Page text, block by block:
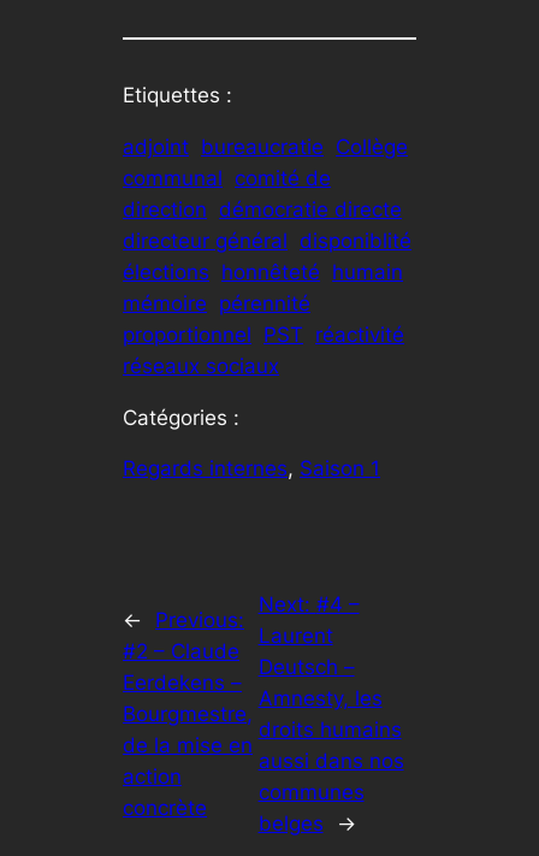
Etiquettes :
adjoint bureaucratie Collège
communal comité de
direction démocratie directe
directeur général disponiblité
élections honnêteté humain
mémoire pérennité
proportionnel PST réactivité
réseaux sociaux
Catégories :
Regards internes, Saison 1
←
Previous:
#2 – Claude
Eerdekens –
Bourgmestre,
de la mise en
action
concrète
Next: #4 –
Laurent
Deutsch –
Amnesty, les
droits humains
aussi dans nos
communes
belges
→